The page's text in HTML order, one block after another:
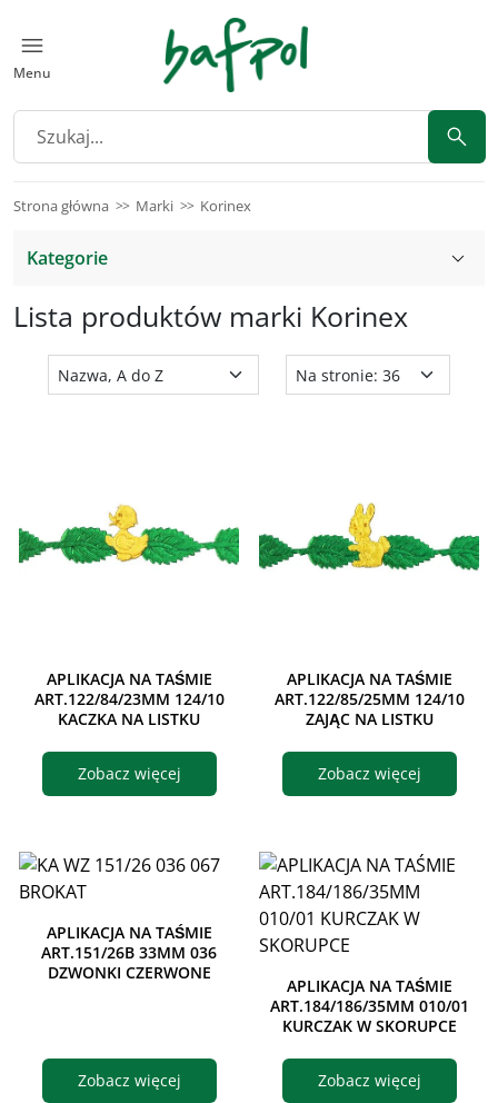
Menu
Strona główna Marki Korinex
Kategorie
Lista produktów marki Korinex
APLIKACJA NA TAŚMIE
ART.122/84/23MM 124/10
KACZKA NA LISTKU
Zobacz więcej
APLIKACJA NA TAŚMIE
ART.122/85/25MM 124/10
ZAJĄC NA LISTKU
Zobacz więcej
APLIKACJA NA TAŚMIE
ART.151/26B 33MM 036
DZWONKI CZERWONE
Zobacz więcej
APLIKACJA NA TAŚMIE
ART.184/186/35MM 010/01
KURCZAK W SKORUPCE
Zobacz więcej